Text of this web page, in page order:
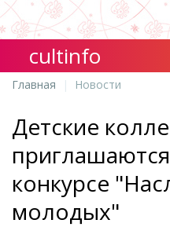
cultinfo
Главная Новости
Детские
конкурсе
молодых"